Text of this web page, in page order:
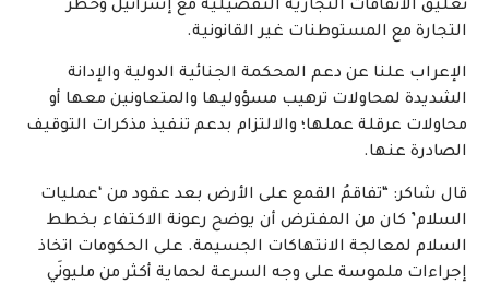
تعليق الاتفاقات التجارية التفضيلية مع إسرائيل وحظر
التجارة مع المستوطنات غير القانونية.
الإعراب علنا عن دعم المحكمة الجنائية الدولية والإدانة
الشديدة لمحاولات ترهيب مسؤوليها والمتعاونين معها أو
محاولات عرقلة عملها؛ والالتزام بدعم تنفيذ مذكرات التوقيف
الصادرة عنها.
قال شاكر: “تفاقمُ القمع على الأرض بعد عقود من ‘عمليات
السلام’ كان من المفترض أن يوضح رعونة الاكتفاء بخطط
السلام لمعالجة الانتهاكات الجسيمة. على الحكومات اتخاذ
إجراءات ملموسة على وجه السرعة لحماية أكثر من مليونَي